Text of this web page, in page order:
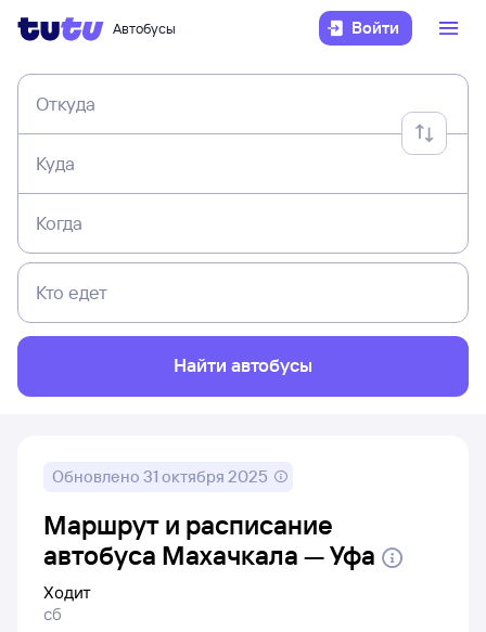
Автобусы Войти
Откуда
Куда
Когда
Кто едет
Найти автобусы
Обновлено 31 октября 2025
Маршрут и расписание
автобуса Махачкала — Уфа
Ходит
сб